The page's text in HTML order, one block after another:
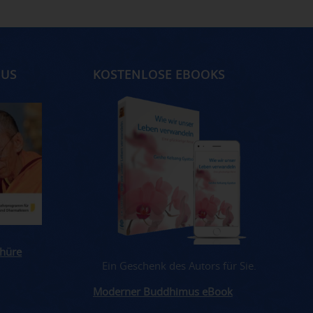
KOSTENLOSE EBOOKS
Ein Geschenk des Autors für Sie.
Moderner Buddhimus eBook